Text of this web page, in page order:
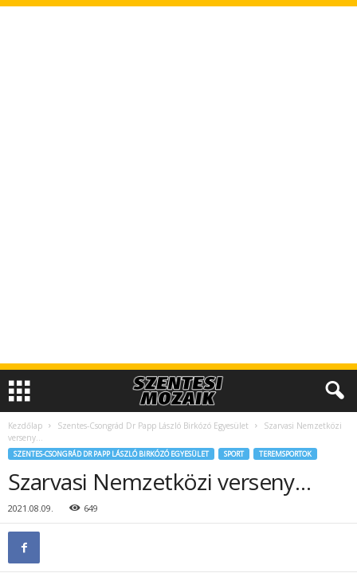
Kezdőlap Szentes-Csongrád Dr Papp László Birkózó Egyesület
Szarvasi Nemzetközi
verseny…
SZENTES-CSONGRÁD DR PAPP LÁSZLÓ BIRKÓZÓ EGYESÜLET SPORT TEREMSPORTOK
Szarvasi Nemzetközi verseny…
2021.08.09. 649